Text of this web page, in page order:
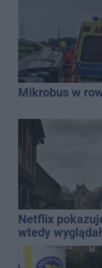
Mikrobus w
Netflix
wtedy